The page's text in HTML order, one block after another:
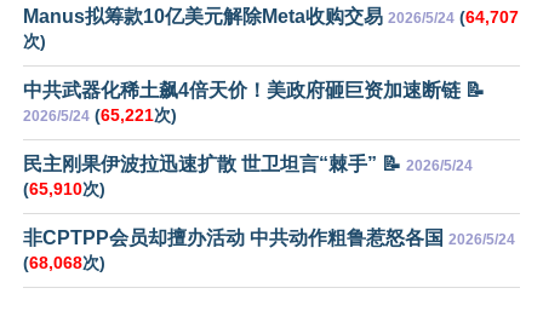
Manus拟筹款10亿美元解除Meta收购交易 2026/5/24 (64,707
次)
中共武器化稀土飙4倍天价！美政府砸巨资加速断链 📝
2026/5/24 (65,221次)
民主刚果伊波拉迅速扩散 世卫坦言“棘手” 📝 2026/5/24
(65,910次)
非CPTPP会员却擅办活动 中共动作粗鲁惹怒各国 2026/5/24
(68,068次)